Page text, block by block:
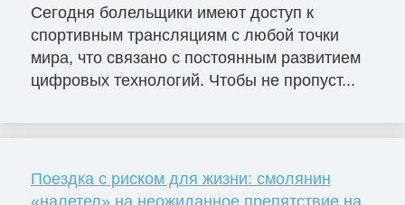
Сегодня болельщики имеют доступ к
спортивным трансляциям с любой точки
мира, что связано с постоянным развитием
цифровых технологий. Чтобы не пропуст...
Поездка с риском для жизни: смолянин